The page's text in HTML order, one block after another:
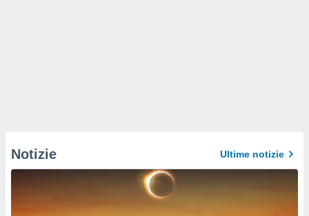
Notizie Ultime notizie